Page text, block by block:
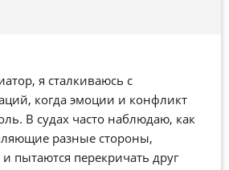
я сталкиваюсь с
когда эмоции и конфликт
В судах часто наблюдаю, как
разные стороны,
пытаются перекричать друг